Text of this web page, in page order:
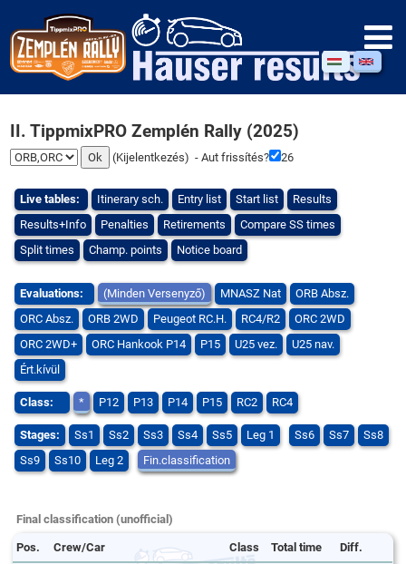
II. TippmixPRO Zemplén Rally (2025)
(Kijelentkezés) - Aut frissítés? 25
Live tables: Itinerary sch. Entry list Start list
Results
Results+Info
Penalties Retirements
Compare SS times
Split times
Champ. points Notice board
Evaluations: (Minden Versenyző) MNASZ Nat
ORB Absz.
ORC Absz.
ORB 2WD Peugeot RC.H. RC4/R2
ORC 2WD
ORC 2WD+
ORC Hankook P14 P15 U25 vez.
U25 nav.
Ért.kívül
Class: * P12 P13 P14 P15 RC2 RC4
Stages: Ss1 Ss2 Ss3 Ss4 Ss5 Leg 1 Ss6 Ss7
Ss8
Ss9
Ss10 Leg 2 Fin.classification
Final classification (unofficial)
Pos. Crew/Car Class Total time Diff.